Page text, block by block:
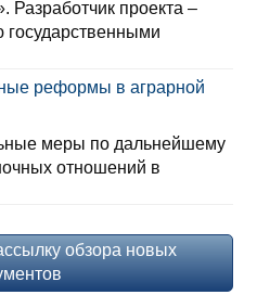
Разработчик проекта –
государственными
реформы в аграрной
меры по дальнейшему
отношений в
обзора новых